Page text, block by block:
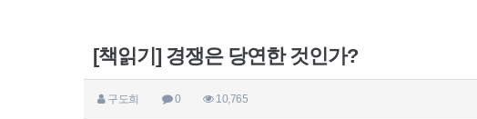
[책읽기] 경쟁은 당연한 것인가?
구도희 0 10,765